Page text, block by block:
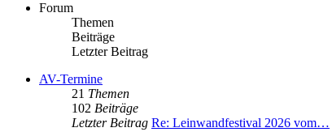
Forum
Themen
Beiträge
Letzter Beitrag
AV-Termine
21 Themen
102 Beiträge
Letzter Beitrag Re: Leinwandfestival 2026 vom…